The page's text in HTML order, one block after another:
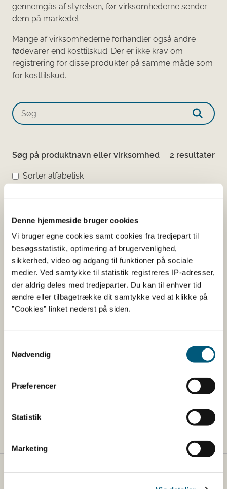
Denne hjemmeside bruger cookies
Vi bruger egne cookies samt cookies fra tredjepart til
besøgsstatistik, optimering af brugervenlighed,
sikkerhed, video og adgang til funktioner på sociale
medier. Ved samtykke til statistik registreres IP-adresser,
der aldrig deles med tredjeparter. Du kan til enhver tid
ændre eller tilbagetrække dit samtykke ved at klikke på
”Cookies” linket nederst på siden.
Nødvendig
Præferencer
Statistik
Marketing
gennemgås af styrelsen, før virksomhederne sender
dem på markedet.
Mange af virksomhederne forhandler også andre
fødevarer end kosttilskud. Der er ikke krav om
registrering for disse produkter på samme måde som
for kosttilskud.​​​​​​
Søg på produktnavn eller virksomhed 2 resultater
Sorter alfabetisk
Tiger Sharp Mind Pulver
AnmeldelsesID:21456
Virksomhed:
Collagen Tripeptides Pulver
AnmeldelsesID:23703
Bon Labo ApS (2)